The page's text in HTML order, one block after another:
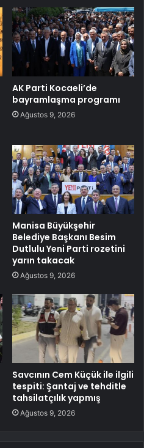
AK Parti Kocaeli’de
bayramlaşma programı
Ağustos 9, 2026
Manisa Büyükşehir
Belediye Başkanı Besim
Dutlulu Yeni Parti rozetini
yarın takacak
Ağustos 9, 2026
Savcının Cem Küçük ile ilgili
tespiti: Şantaj ve tehditle
tahsilatçılık yapmış
Ağustos 9, 2026